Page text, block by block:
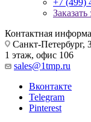
+7 (499)
Контактная
Санкт-Петербург,
1 этаж, офис 106
sales@1tmp.ru
Вконтакте
Telegram
Pinterest